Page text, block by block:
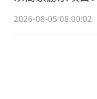
2026-08-05 08:00:02